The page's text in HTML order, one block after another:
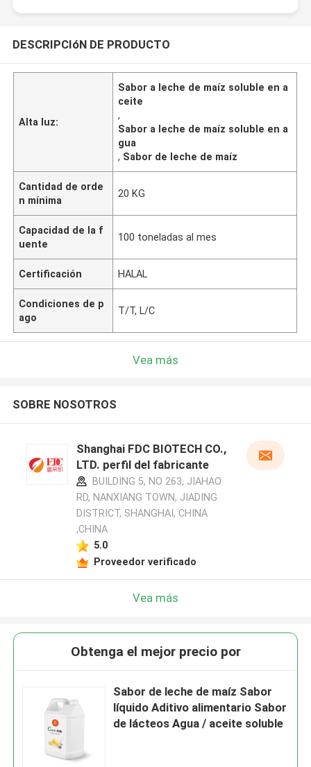
DESCRIPCIóN DE PRODUCTO
Alta luz:
Sabor a leche de maíz soluble en a
ceite
,
Sabor a leche de maíz soluble en a
gua
, Sabor de leche de maíz
Cantidad de orde
n mínima
20 KG
Capacidad de la f
uente
100 toneladas al mes
Certificación HALAL
Condiciones de p
ago
T/T, L/C
Vea más
SOBRE NOSOTROS
Shanghai FDC BIOTECH CO.,
LTD. perfil del fabricante
BUILDING 5, NO 263, JIAHAO
RD, NANXIANG TOWN, JIADING
DISTRICT, SHANGHAI, CHINA
,CHINA
5.0
Proveedor verificado
Vea más
Obtenga el mejor precio por
Sabor de leche de maíz Sabor
líquido Aditivo alimentario Sabor
de lácteos Agua / aceite soluble